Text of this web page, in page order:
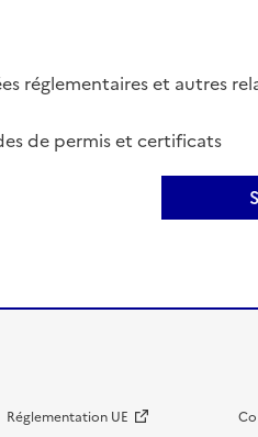
réglementaires et autres
de permis et certificats
Réglementation UE